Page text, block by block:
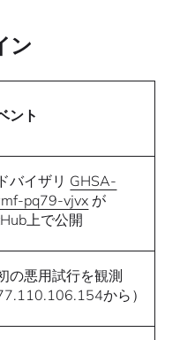
ン
ント
バイザリ GHSA-
pq79-vjvx が
上で公開
の悪用試行を観測
77.110.106.154から）